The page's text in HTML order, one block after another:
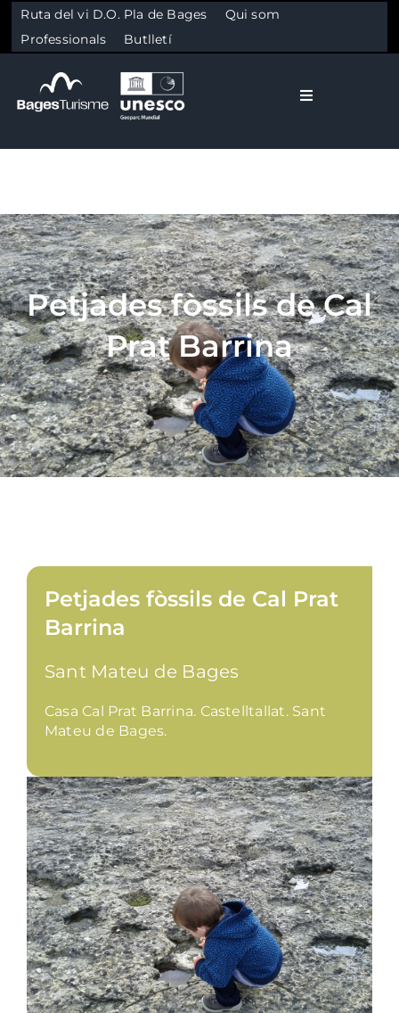
Skip to content
Ruta del vi D.O. Pla de Bages
Qui som
Professionals
Butlletí
Toggle
Cultura
Gastronomia
Planifica
Petjades fòssils de Cal
Prat Barrina
Petjades fòssils de Cal Prat
Barrina
Sant Mateu de Bages
Casa Cal Prat Barrina. Castelltallat. Sant
Mateu de Bages.